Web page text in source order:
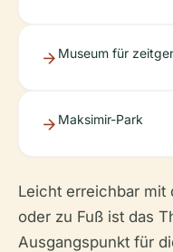
Museum für
Maksimir-Park
Leicht erreichbar mit
oder zu Fuß ist das
Ausgangspunkt für